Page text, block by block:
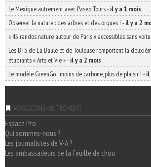
Le Mexique autrement avec Paseo Tours-il y a 1 mois
Observer la nature : des arbres et des orques ! -il y a 2
« 45 randos nature autour de Paris » accessibles sans
Les BTS de La Baule et de Toulouse remportent la
étudiants « Arts et Vie »-il y a 2 mois
Le modèle GreenGo : moins de carbone, plus de plaisir ! -il
VOYAGEONS-AUTREMENT
Espace Pro
Qui sommes-nous ?
Les journalistes de V-A ?
Les ambassadeurs de la feuille de chou